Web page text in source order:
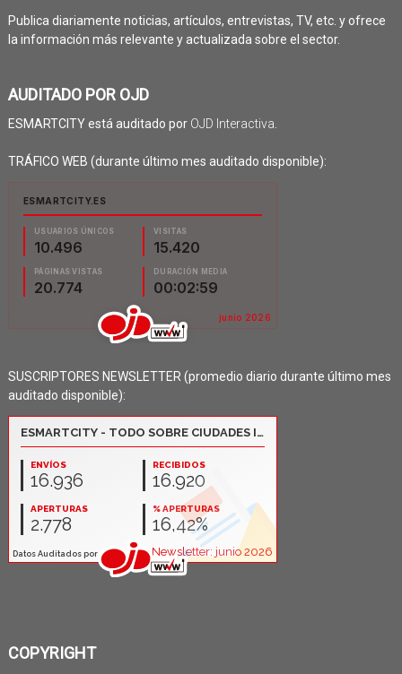
Publica diariamente noticias, artículos, entrevistas, TV, etc. y ofrece
la información más relevante y actualizada sobre el sector.
AUDITADO POR OJD
ESMARTCITY está auditado por OJD Interactiva
TRÁFICO WEB (durante último mes auditado disponible):
SUSCRIPTORES NEWSLETTER (promedio diario durante último mes
auditado disponible):
COPYRIGHT